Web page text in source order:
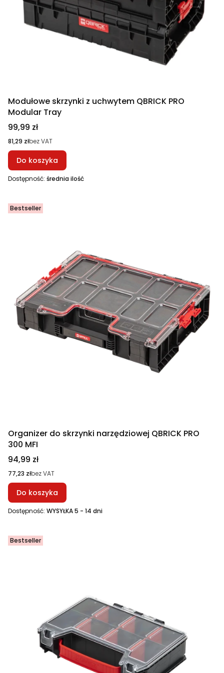
Modułowe skrzynki z uchwytem QBRICK PRO
Modular Tray
Cena
99,99 zł
Cena
81,29 złbez VAT
Do koszyka
Dostępność: średnia ilość
Bestseller
Organizer do skrzynki narzędziowej QBRICK PRO
300 MFI
Cena
94,99 zł
Cena
77,23 złbez VAT
Do koszyka
Dostępność: WYSYŁKA 5 - 14 dni
Bestseller